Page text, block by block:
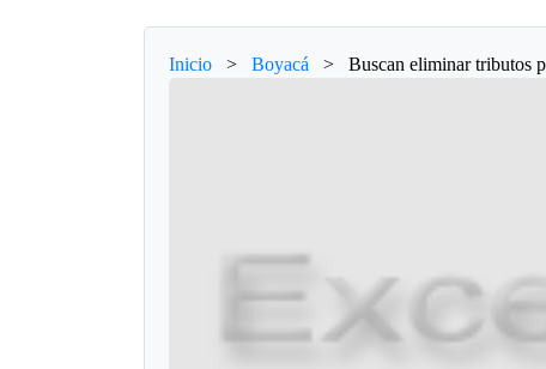
Inicio > Boyacá > Buscan eliminar tributos